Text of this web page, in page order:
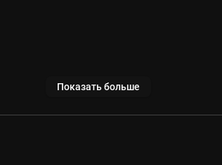
Показать больше